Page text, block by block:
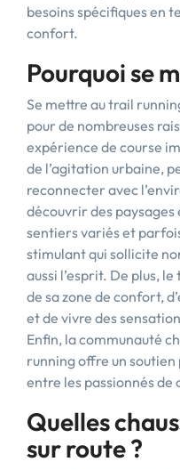
besoins spécifiques en
confort.
Pourquoi se
Se mettre au trail
pour de nombreuses
expérience de course
de l’agitation urbaine,
reconnecter avec
découvrir des
sentiers variés et
stimulant qui sollicite
aussi l’esprit. De plus,
de sa zone de confort,
et de vivre des
Enfin, la communauté
running offre un
entre les passionnés de
Quelles
sur route ?